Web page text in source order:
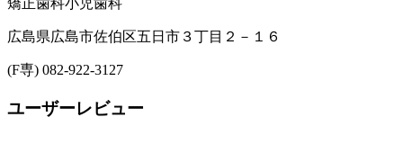
矯正歯科小児歯科
広島県広島市佐伯区五日市３丁目２－１６
(F専) 082-922-3127
ユーザーレビュー